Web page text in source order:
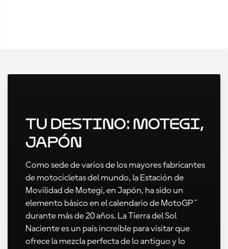
Tu destino: Motegi,
Japón
Como sede de varios de los mayores fabricantes
de motocicletas del mundo, la Estación de
Movilidad de Motegi, en Japón, ha sido un
elemento básico en el calendario de MotoGP™
durante más de 20 años. La Tierra del Sol
Naciente es un país increíble para visitar que
ofrece la mezcla perfecta de lo antiguo y lo